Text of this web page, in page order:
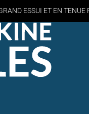
ESSUI ET EN TENUE